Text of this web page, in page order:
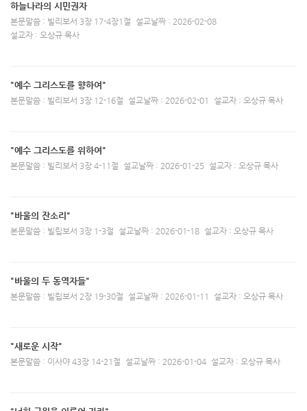
하늘나라의 시민권자
본문말씀 : 빌리보서 3장 17-4장1절
설교날짜 : 2026-02-08
설교자 : 오상규 목사
"예수 그리스도를 향하여"
본문말씀 : 빌리보서 3장 12-16절 설교날짜 : 2026-02-01 설교자 : 오상규 목사
"예수 그리스도를 위하여"
본문말씀 : 빌리보서 3장 4-11절 설교날짜 : 2026-01-25 설교자 : 오상규 목사
"바울의 잔소리"
본문말씀 : 빌립보서 3장 1-3절 설교날짜 : 2026-01-18 설교자 : 오상규 목사
"바울의 두 동역자들"
본문말씀 : 빌립보서 2장 19-30절 설교날짜 : 2026-01-11 설교자 : 오상규 목사
"새로운 시작"
본문말씀 : 이사야 43장 14-21절 설교날짜 : 2026-01-04 설교자 : 오상규 목사